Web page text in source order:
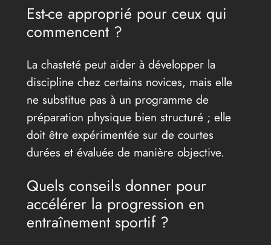
Est-ce approprié pour ceux qui
commencent ?
La chasteté peut aider à développer la
discipline chez certains novices, mais elle
ne substitue pas à un programme de
préparation physique bien structuré ; elle
doit être expérimentée sur de courtes
durées et évaluée de manière objective.
Quels conseils donner pour
accélérer la progression en
entraînement sportif ?